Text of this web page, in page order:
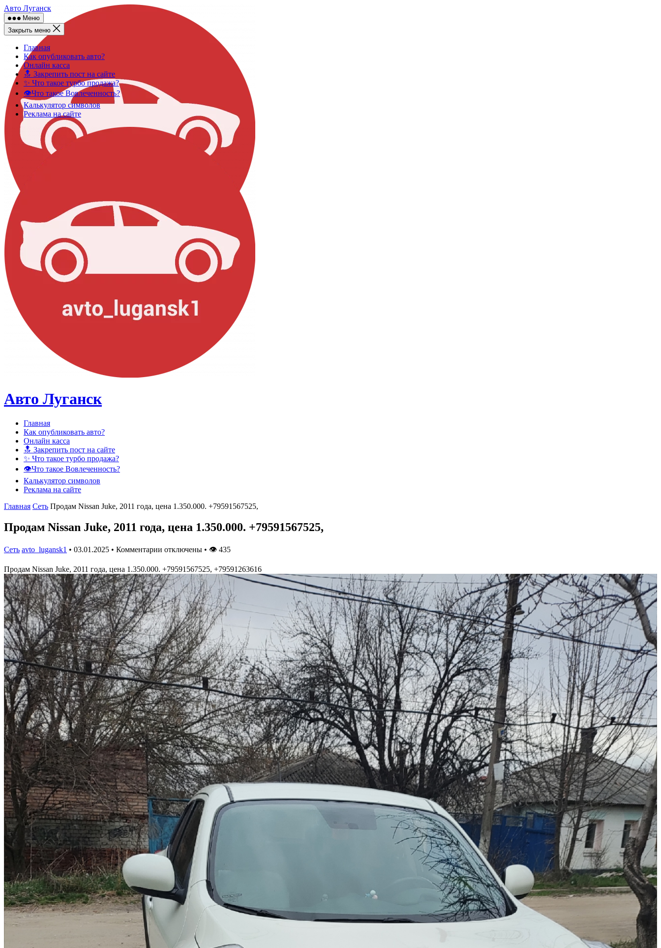
Skip
to
content
Авто Луганск
Меню
Закрыть меню
Главная
Как опубликовать авто?
Онлайн касса
🔝 Закрепить пост на сайте
✨ Что такое турбо продажа?
👁️Что такое Вовлеченность?
Калькулятор символов
Реклама на сайте
Авто Луганск
Главная
Как опубликовать авто?
Онлайн касса
🔝 Закрепить пост на сайте
✨ Что такое турбо продажа?
👁️Что такое Вовлеченность?
Калькулятор символов
Реклама на сайте
Главная Сеть Продам Nissan Juke, 2011 года, цена 1.350.000. +79591567525,
Продам Nissan Juke, 2011 года, цена 1.350.000. +79591567525,
Сеть avto_lugansk1 • 03.01.2025 • Комментарии отключены • 👁 435
Продам Nissan Juke, 2011 года, цена 1.350.000. +79591567525, +79591263616